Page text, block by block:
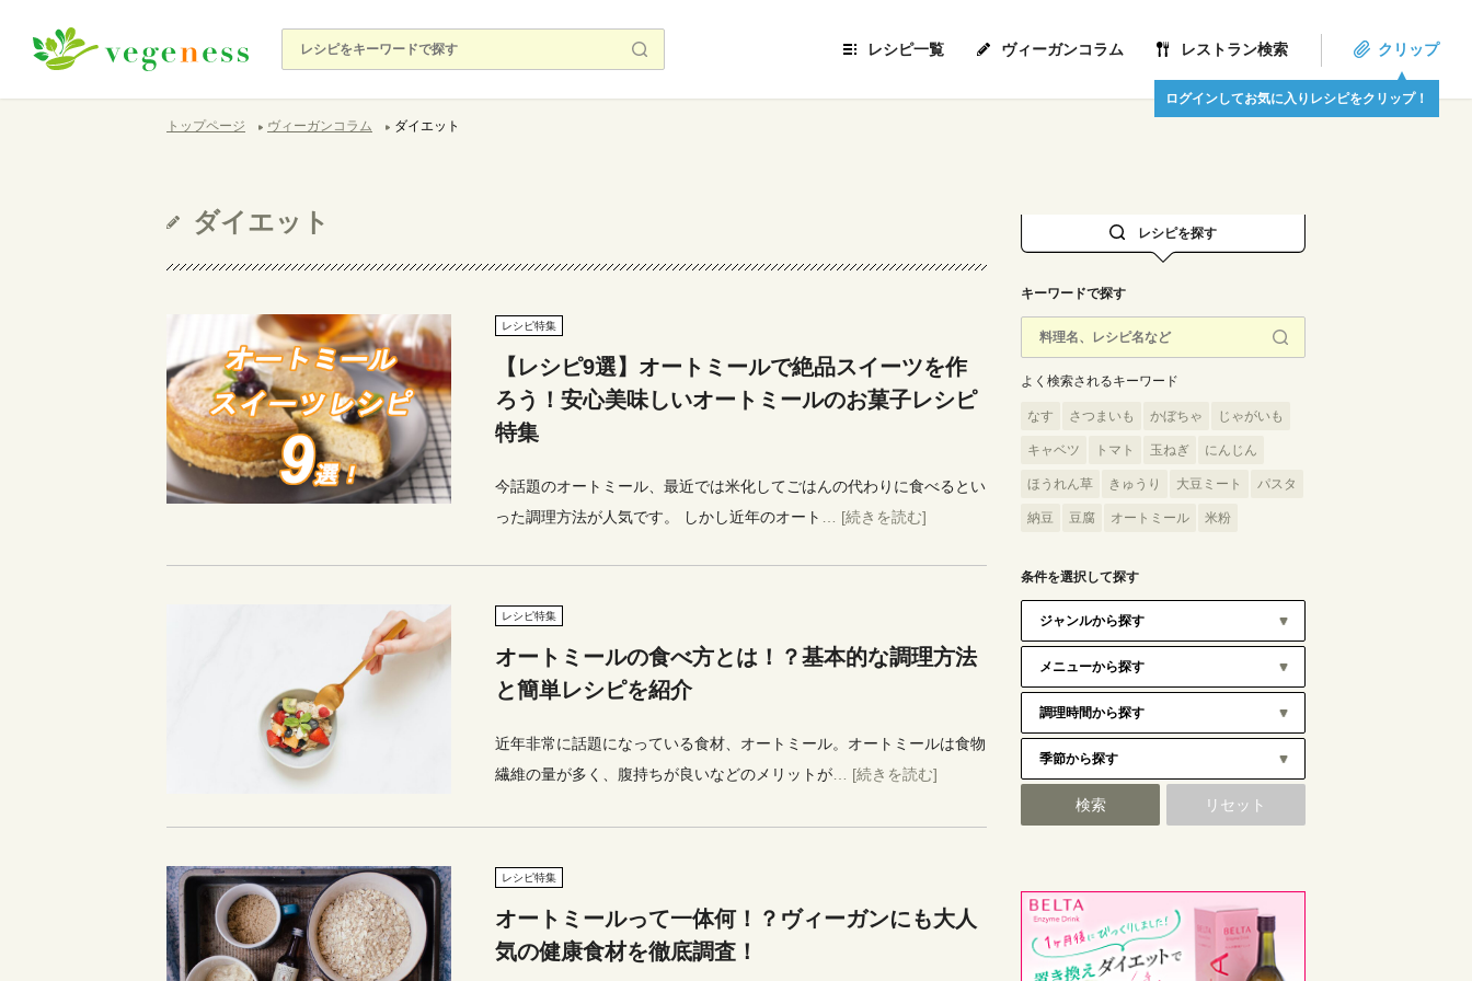
レシピ一覧 ヴィーガンコラム レストラン検索 クリップ
ログインしてお気に入りレシピをクリップ！
トップページ
ヴィーガンコラム ダイエット
ダイエット
レシピ特集
【レシピ9選】オートミールで絶品スイーツを作
ろう！安心美味しいオートミールのお菓子レシピ
特集
今話題のオートミール、最近では米化してごはんの代わりに食べるとい
った調理方法が人気です。 しかし近年のオート
… [続きを読む]
レシピ特集
オートミールの食べ方とは！？基本的な調理方法
と簡単レシピを紹介
近年非常に話題になっている食材、オートミール。オートミールは食物
繊維の量が多く、腹持ちが良いなどのメリットが … [続きを読む]
レシピ特集
オートミールって一体何！？ヴィーガンにも大人
気の健康食材を徹底調査！
レシピを探す
キーワードで探す
よく検索されるキーワード
なす さつまいも かぼちゃ じゃがいも
キャベツ トマト 玉ねぎ にんじん
ほうれん草 きゅうり 大豆ミート パスタ
納豆 豆腐 オートミール 米粉
条件を選択して探す